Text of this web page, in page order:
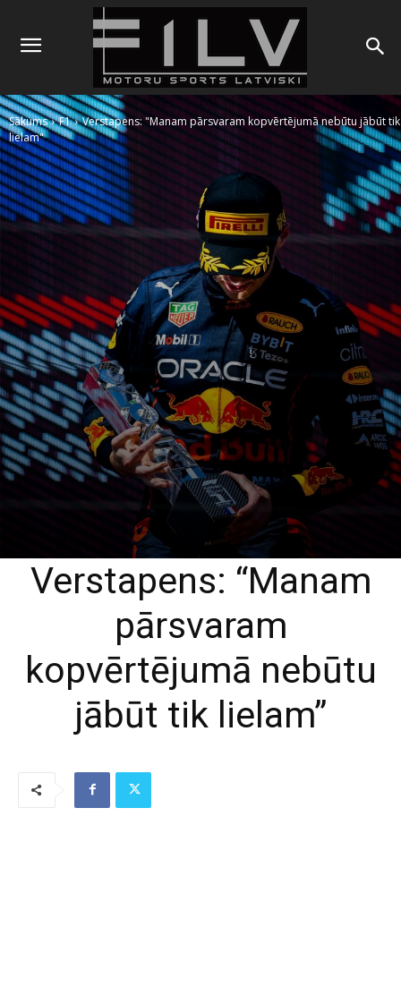
Sākums F1
Verstapens: "Manam pārsvaram kopvērtējumā nebūtu jābūt tik
lielam"
Verstapens: “Manam
pārsvaram
kopvērtējumā nebūtu
jābūt tik lielam”